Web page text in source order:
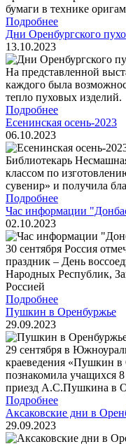
бумаги в технике
Подробнее
Дни Оренбургского
13.10.2023
На представленной
каждого была
тепло пуховых изделий.
Подробнее
Есенинская осень-2023
06.10.2023
Библиотекарь
классом по
сувенир» и получила
Подробнее
Час информации
02.10.2023
30 сентября Россия
праздник – День
Народных Республик,
Россией
Подробнее
Пушкин в Оренбуржье
29.09.2023
29 сентября в
краеведения «Пушкин в
познакомила учащихся
приезд А.С.Пушкина в
Подробнее
Аксаковские дни в
29.09.2023